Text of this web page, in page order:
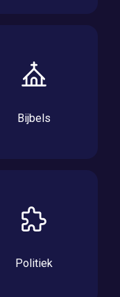
Bijbels
Politiek